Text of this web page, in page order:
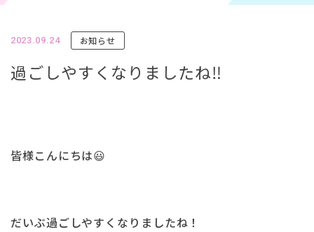
2023.09.24 お知らせ
過ごしやすくなりましたね‼️
皆様こんにちは😃
だいぶ過ごしやすくなりましたね！